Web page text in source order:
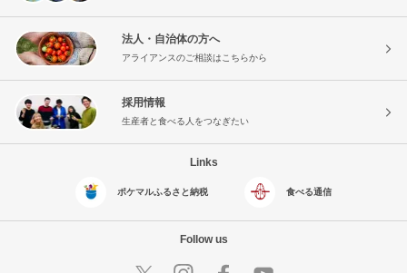
法人・自治体の方へ
アライアンスのご相談はこちらから
採用情報
生産者と食べる人をつなぎたい
Links
ポケマルふるさと納税 食べる通信
Follow us